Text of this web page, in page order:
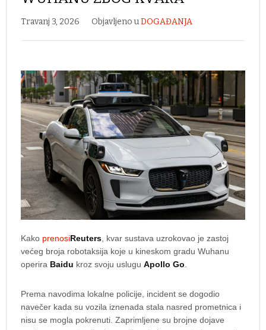
Travanj 3, 2026 Objavljeno uDOGAĐANJA
Kako prenosiReuters , kvar sustava uzrokovao je zastoj
većeg broja robotaksija koje u kineskom gradu Wuhanu
operira Baidu kroz svoju uslugu Apollo Go
Prema navodima lokalne policije, incident se dogodio
navečer kada su vozila iznenada stala nasred prometnica i
nisu se mogla pokrenuti. Zaprimljene su brojne dojave